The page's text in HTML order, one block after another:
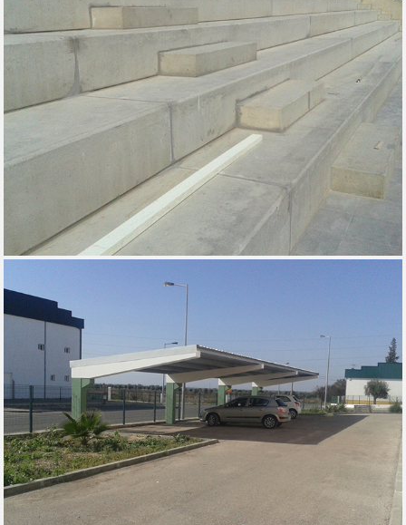
ESTRUTURA MISTA DE COBERTURA
RENASCIMENTO - LOURES, 2015 METALINE